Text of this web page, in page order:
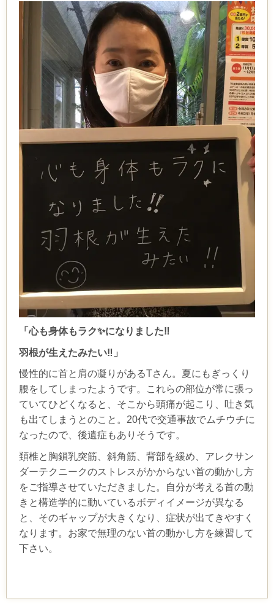
「心も身体もラク✨になりました‼️
羽根が生えたみたい‼️」
慢性的に首と肩の凝りがあるTさん。夏にもぎっくり
腰をしてしまったようです。これらの部位が常に張っ
ていてひどくなると、そこから頭痛が起こり、吐き気
も出てしまうとのこと。20代で交通事故でムチウチに
なったので、後遺症もありそうです。
頚椎と胸鎖乳突筋、斜角筋、背部を緩め、アレクサン
ダーテクニークのストレスがかからない首の動かし方
をご指導させていただきました。自分が考える首の動
きと構造学的に動いているボディイメージが異なる
と、そのギャップが大きくなり、症状が出てきやすく
なります。お家で無理のない首の動かし方を練習して
下さい。